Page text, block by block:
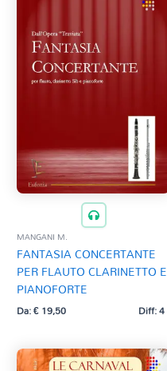
MANGANI M.
FANTASIA CONCERTANTE
PER FLAUTO CLARINETTO E
PIANOFORTE
Da:€19,50 Diff: 4